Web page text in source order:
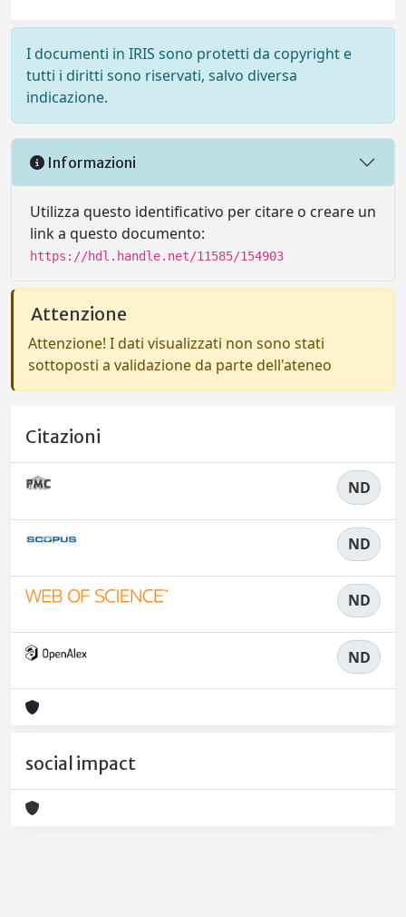
I documenti in IRIS sono protetti da copyright e
tutti i diritti sono riservati, salvo diversa
indicazione.
Informazioni
Utilizza questo identificativo per citare o creare un
link a questo documento:
https://hdl.handle.net/11585/154903
Attenzione
Attenzione! I dati visualizzati non sono stati
sottoposti a validazione da parte dell'ateneo
Citazioni
ND
ND
ND
ND
social impact